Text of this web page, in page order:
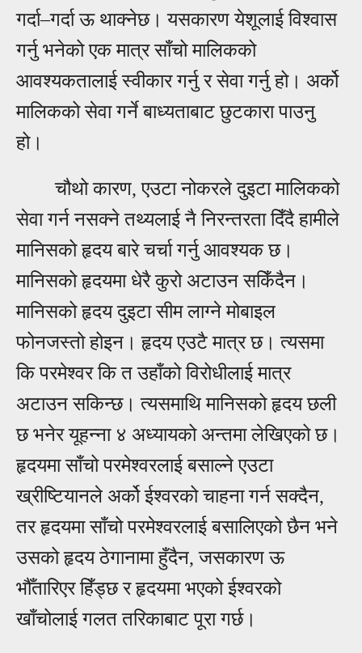
गर्दा–गर्दा ऊ थाक्नेछ। यसकारण येशूलाई विश्वास
गर्नु भनेको एक मात्र साँचो मालिकको
आवश्यकतालाई स्वीकार गर्नु र सेवा गर्नु हो। अर्को
मालिकको सेवा गर्ने बाध्यताबाट छुटकारा पाउनु
हो।
चौथो कारण, एउटा नोकरले दुइटा मालिकको
सेवा गर्न नसक्ने तथ्यलाई नै निरन्तरता दिँदै हामीले
मानिसको हृदय बारे चर्चा गर्नु आवश्यक छ।
मानिसको हृदयमा धेरै कुरो अटाउन सकिँदैन।
मानिसको हृदय दुइटा सीम लाग्ने मोबाइल
फोनजस्तो होइन। हृदय एउटै मात्र छ। त्यसमा
कि परमेश्वर कि त उहाँको विरोधीलाई मात्र
अटाउन सकिन्छ। त्यसमाथि मानिसको हृदय छली
छ भनेर यूहन्ना ४ अध्यायको अन्तमा लेखिएको छ।
हृदयमा साँचो परमेश्वरलाई बसाल्ने एउटा
ख्रीष्टियानले अर्को ईश्वरको चाहना गर्न सक्दैन,
तर हृदयमा साँचो परमेश्वरलाई बसालिएको छैन भने
उसको हृदय ठेगानामा हुँदैन, जसकारण ऊ
भौँतारिएर हिँड्छ र हृदयमा भएको ईश्वरको
खाँचोलाई गलत तरिकाबाट पूरा गर्छ।